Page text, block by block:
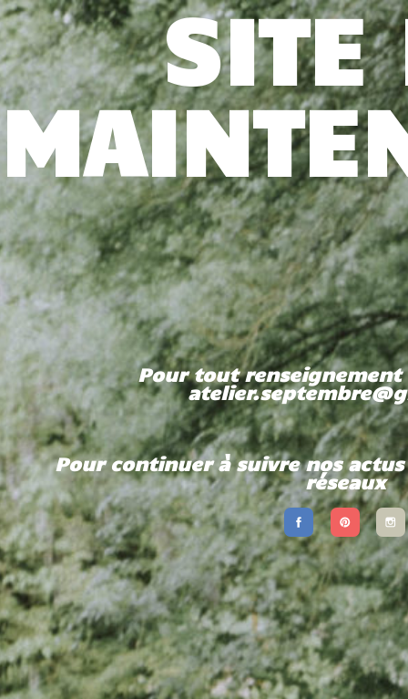
SITE
Pour tout renseignement
Pour continuer à suivre nos
réseaux